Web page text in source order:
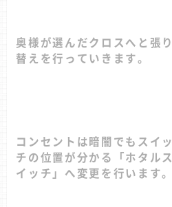
奥様が選んだクロスへと張り
替えを行っていきます。
コンセントは暗闇でもスイッ
チの位置が分かる「ホタルス
イッチ」へ変更を行います。